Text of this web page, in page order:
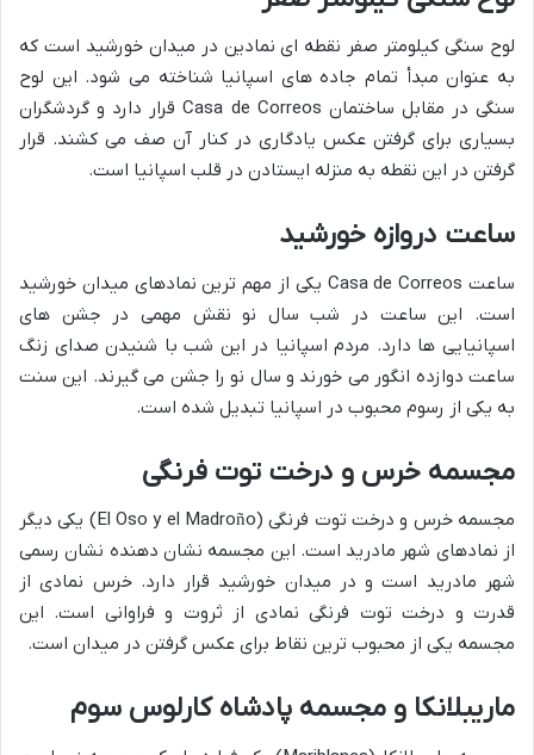
لوح سنگی کیلومتر صفر نقطه ای نمادین در میدان خورشید است که
به عنوان مبدأ تمام جاده های اسپانیا شناخته می شود. این لوح
سنگی در مقابل ساختمان Casa de Correos قرار دارد و گردشگران
بسیاری برای گرفتن عکس یادگاری در کنار آن صف می کشند. قرار
گرفتن در این نقطه به منزله ایستادن در قلب اسپانیا است.
ساعت دروازه خورشید
ساعت Casa de Correos یکی از مهم ترین نمادهای میدان خورشید
است. این ساعت در شب سال نو نقش مهمی در جشن های
اسپانیایی ها دارد. مردم اسپانیا در این شب با شنیدن صدای زنگ
ساعت دوازده انگور می خورند و سال نو را جشن می گیرند. این سنت
به یکی از رسوم محبوب در اسپانیا تبدیل شده است.
مجسمه خرس و درخت توت فرنگی
مجسمه خرس و درخت توت فرنگی (El Oso y el Madroño) یکی دیگر
از نمادهای شهر مادرید است. این مجسمه نشان دهنده نشان رسمی
شهر مادرید است و در میدان خورشید قرار دارد. خرس نمادی از
قدرت و درخت توت فرنگی نمادی از ثروت و فراوانی است. این
مجسمه یکی از محبوب ترین نقاط برای عکس گرفتن در میدان است.
ماریبلانکا و مجسمه پادشاه کارلوس سوم